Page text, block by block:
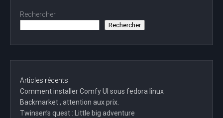
Rechercher
Rechercher
Articles récents
Comment installer Comfy UI sous fedora linux
Backmarket , attention aux prix.
Twinsen’s quest : Little big adventure